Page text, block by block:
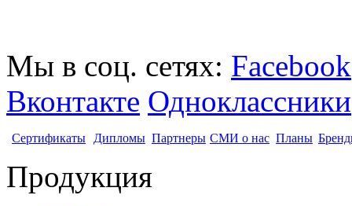
Мы в соц. сетях: Facebook
Вконтакте Одноклассники
Сертификаты Дипломы Партнеры СМИ о нас Планы
Продукция